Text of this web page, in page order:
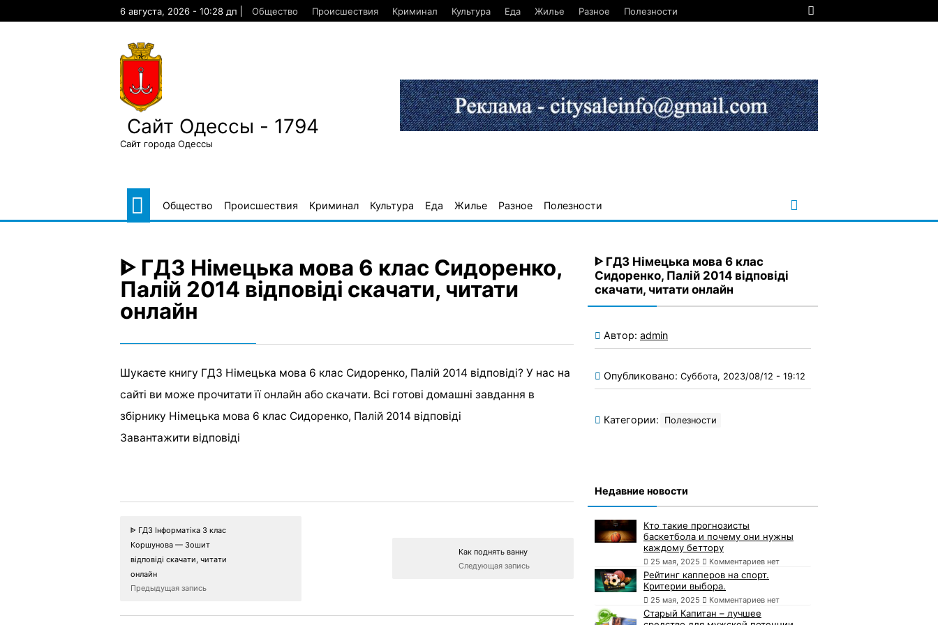
6 августа, 2026 - 10:28 дп Общество Происшествия Криминал Культура Еда Жилье Разное Полезности
Сайт Одессы - 1794
Сайт города Одессы
Общество Происшествия Криминал Культура Еда Жилье Разное Полезности
ᐈ ГДЗ Німецька мова 6 клас Сидоренко,
Палій 2014 відповіді скачати, читати
онлайн
Шукаєте книгу ГДЗ Німецька мова 6 клас Сидоренко, Палій 2014 відповіді? У нас на
сайті ви може прочитати її онлайн або скачати. Всі готові домашні завдання в
збірнику Німецька мова 6 клас Сидоренко, Палій 2014 відповіді
Завантажити відповіді
ᐈ ГДЗ Інформатіка 3 клас
Коршунова — Зошит
відповіді скачати, читати
онлайн
Предыдущая запись
Как поднять ванну
Следующая запись
ᐈ ГДЗ Німецька мова 6 клас
Сидоренко, Палій 2014 відповіді
скачати, читати онлайн
Автор: admin
Опубликовано: Суббота, 2023/08/12 - 19:12
Категории: Полезности
Недавние новости
Кто такие прогнозисты
баскетбола и почему они нужны
каждому беттору
25 мая, 2025 Комментариев нет
Рейтинг капперов на спорт.
Критерии выбора.
25 мая, 2025 Комментариев нет
Старый Капитан – лучшее